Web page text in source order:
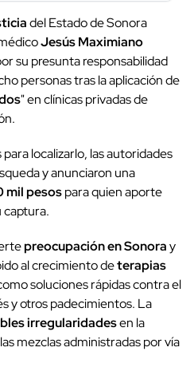
del Estado de Sonora
Jesús Maximiano
su presunta responsabilidad
personas tras la aplicación de
" en clínicas privadas de
localizarlo, las autoridades
y anunciaron una
mil pesospara quien aporte
preocupación en Sonoray
al crecimiento deterapias
soluciones rápidas contra el
y otros padecimientos. La
irregularidadesen la
mezclas administradas por vía